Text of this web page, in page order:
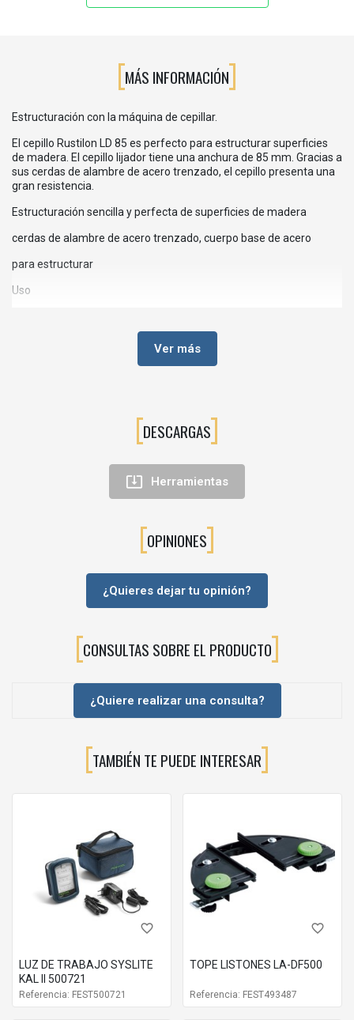
MÁS INFORMACIÓN
Estructuración con la máquina de cepillar.
El cepillo Rustilon LD 85 es perfecto para estructurar superficies
de madera. El cepillo lijador tiene una anchura de 85 mm. Gracias a
sus cerdas de alambre de acero trenzado, el cepillo presenta una
gran resistencia.
Estructuración sencilla y perfecta de superficies de madera
cerdas de alambre de acero trenzado, cuerpo base de acero
para estructurar
Uso
Para la 1.ª secuencia de trabajo: estructurado de la superficie de
Ver más
DESCARGAS
 Herramientas
OPINIONES
¿Quieres dejar tu opinión?
CONSULTAS SOBRE EL PRODUCTO
¿Quiere realizar una consulta?
TAMBIÉN TE PUEDE INTERESAR
favorite_border
LUZ DE TRABAJO SYSLITE
KAL II 500721
Referencia: FEST500721
favorite_border
TOPE LISTONES LA-DF500
Referencia: FEST493487